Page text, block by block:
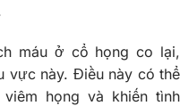
máu ở cổ họng co lại,
vực này. Điều này có thể
họng và khiến tình